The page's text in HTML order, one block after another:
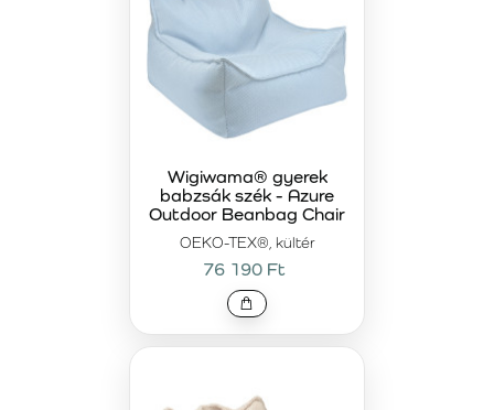
OEKO-TEX®, kültér
Wigiwama® gyerek
babzsák szék - Azure
Outdoor Beanbag Chair
76 190 Ft